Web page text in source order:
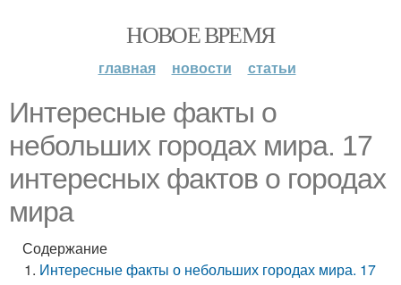
НОВОЕ ВРЕМЯ
главная новости статьи
Интересные факты о
небольших городах мира. 17
интересных фактов о городах
мира
Содержание
Интересные факты о небольших городах мира. 17